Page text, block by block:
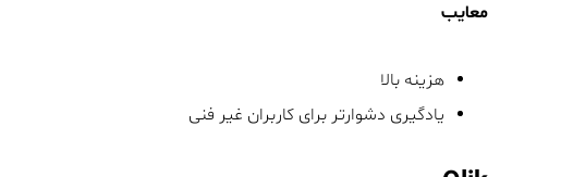
معایب
هزینه بالا
یادگیری دشوارتر برای کاربران غیر فنی